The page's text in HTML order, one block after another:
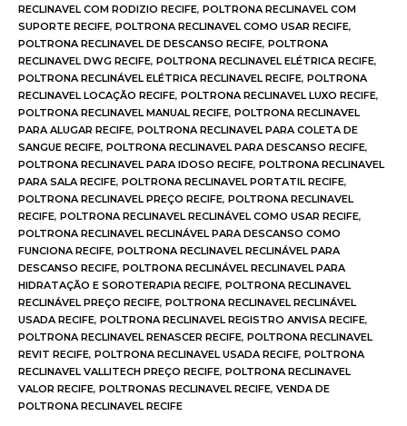
RECLINAVEL COM RODIZIO RECIFE, POLTRONA RECLINAVEL COM
SUPORTE RECIFE, POLTRONA RECLINAVEL COMO USAR RECIFE,
POLTRONA RECLINAVEL DE DESCANSO RECIFE, POLTRONA
RECLINAVEL DWG RECIFE, POLTRONA RECLINAVEL ELÉTRICA RECIFE,
POLTRONA RECLINÁVEL ELÉTRICA RECLINAVEL RECIFE, POLTRONA
RECLINAVEL LOCAÇÃO RECIFE, POLTRONA RECLINAVEL LUXO RECIFE,
POLTRONA RECLINAVEL MANUAL RECIFE, POLTRONA RECLINAVEL
PARA ALUGAR RECIFE, POLTRONA RECLINAVEL PARA COLETA DE
SANGUE RECIFE, POLTRONA RECLINAVEL PARA DESCANSO RECIFE,
POLTRONA RECLINAVEL PARA IDOSO RECIFE, POLTRONA RECLINAVEL
PARA SALA RECIFE, POLTRONA RECLINAVEL PORTATIL RECIFE,
POLTRONA RECLINAVEL PREÇO RECIFE, POLTRONA RECLINAVEL
RECIFE, POLTRONA RECLINAVEL RECLINÁVEL COMO USAR RECIFE,
POLTRONA RECLINAVEL RECLINÁVEL PARA DESCANSO COMO
FUNCIONA RECIFE, POLTRONA RECLINAVEL RECLINÁVEL PARA
DESCANSO RECIFE, POLTRONA RECLINÁVEL RECLINAVEL PARA
HIDRATAÇÃO E SOROTERAPIA RECIFE, POLTRONA RECLINAVEL
RECLINÁVEL PREÇO RECIFE, POLTRONA RECLINAVEL RECLINÁVEL
USADA RECIFE, POLTRONA RECLINAVEL REGISTRO ANVISA RECIFE,
POLTRONA RECLINAVEL RENASCER RECIFE, POLTRONA RECLINAVEL
REVIT RECIFE, POLTRONA RECLINAVEL USADA RECIFE, POLTRONA
RECLINAVEL VALLITECH PREÇO RECIFE, POLTRONA RECLINAVEL
VALOR RECIFE, POLTRONAS RECLINAVEL RECIFE, VENDA DE
POLTRONA RECLINAVEL RECIFE